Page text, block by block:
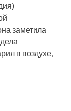
заметила
в воздухе,